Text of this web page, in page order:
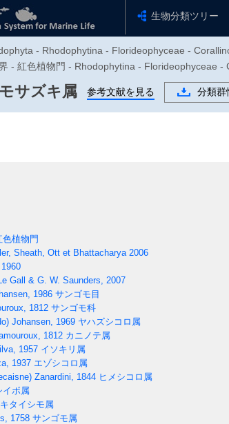
生物分類ツリー
- Rhodophytina - Florideophyceae -
- 紅色植物門 - Rhodophytina - Florideophyceae
モサズキ属 参考文献を見る 分類群
色植物門
Sheath, Ott et Bhattacharya 2006
Gall & G. W. Saunders, 2007
1986 サンゴモ目
1812 サンゴモ科
Johansen, 1969 ヤハズシコロ属
1812 カニノテ属
1957 イソキリ属
1937 エゾシコロ属
Zanardini, 1844 ヒメシコロ属
イボ属
キタイシモ属
1758 サンゴモ属